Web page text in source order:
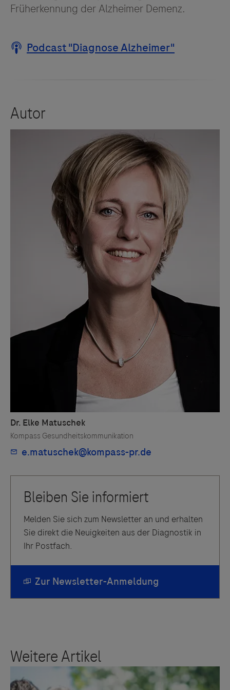
Früherkennung der Alzheimer Demenz.
Melden Sie sich zum Newsletter an und erhalten
Sie direkt die Neuigkeiten aus der Diagnostik in
Ihr Postfach.